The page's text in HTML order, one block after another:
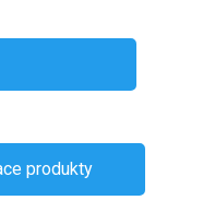
produkty